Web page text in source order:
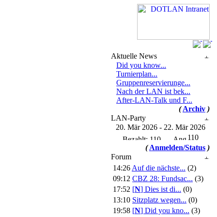
Aktuelle News
Did you know...
Turnierplan...
Gruppenreservierunge...
Nach der LAN ist bek...
After-LAN-Talk und F...
( Archiv )
LAN-Party
20. Mär 2026 - 22. Mär 2026
110
( Anmelden/Status )
Forum
14:26 Auf die nächste... (2)
09:12 CBZ 28: Fundsac... (3)
17:52 [N] Dies ist di... (0)
13:10 Sitzplatz wegen... (0)
19:58 [N] Did you kno... (3)